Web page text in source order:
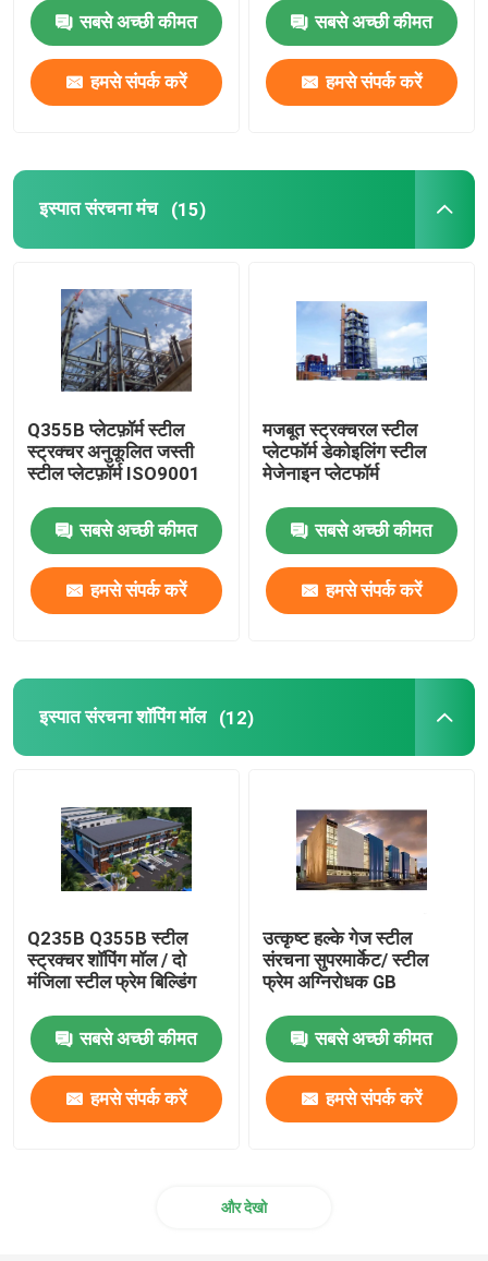
सबसे अच्छी कीमत
हमसे संपर्क करें
सबसे अच्छी कीमत
हमसे संपर्क करें
इस्पात संरचना मंच (15)
Q355B प्लेटफ़ॉर्म स्टील
स्ट्रक्चर अनुकूलित जस्ती
स्टील प्लेटफ़ॉर्म ISO9001
सबसे अच्छी कीमत
हमसे संपर्क करें
मजबूत स्ट्रक्चरल स्टील
प्लेटफॉर्म डेकोइलिंग स्टील
मेजेनाइन प्लेटफॉर्म
सबसे अच्छी कीमत
हमसे संपर्क करें
इस्पात संरचना शॉपिंग मॉल (12)
Q235B Q355B स्टील
स्ट्रक्चर शॉपिंग मॉल / दो
मंजिला स्टील फ्रेम बिल्डिंग
सबसे अच्छी कीमत
हमसे संपर्क करें
उत्कृष्ट हल्के गेज स्टील
संरचना सुपरमार्केट/ स्टील
फ्रेम अग्निरोधक GB
सबसे अच्छी कीमत
हमसे संपर्क करें
और देखो